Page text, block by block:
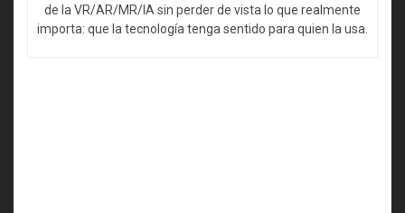
de la VR/AR/MR/IA sin perder de vista lo que realmente
importa: que la tecnología tenga sentido para quien la usa.